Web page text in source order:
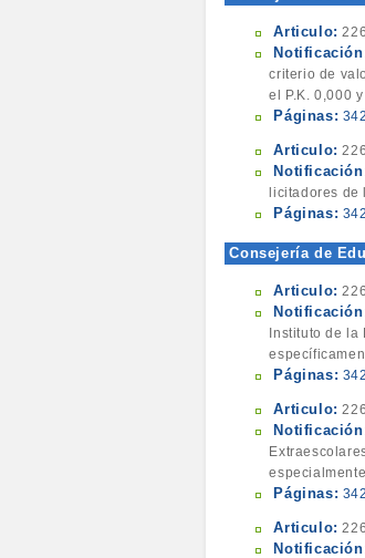
Articulo:
Notificación
criterio de
el P.K. 0,000
Páginas:
Articulo:
Notificación
licitadores de
Páginas:
Consejería de
Articulo:
Notificación
Instituto de
Páginas:
Articulo:
Notificación
Páginas:
Articulo:
Notificación